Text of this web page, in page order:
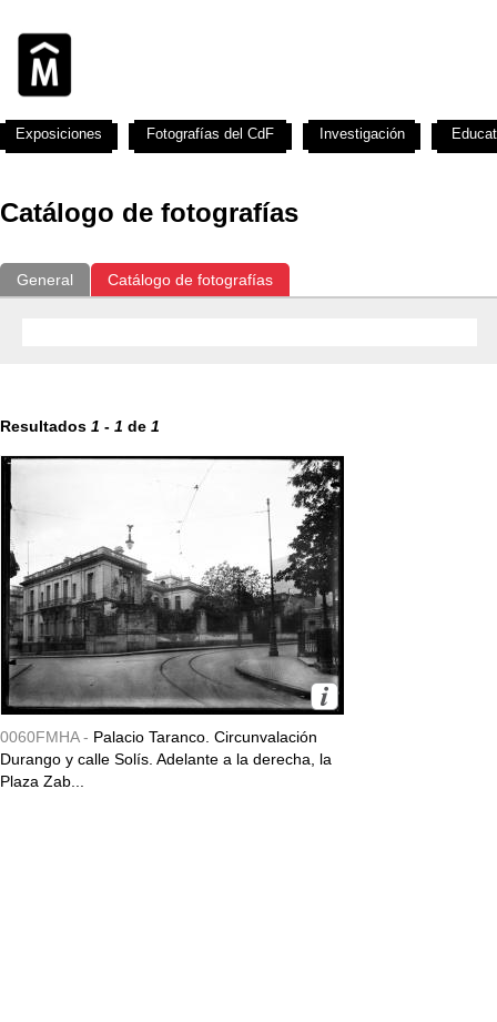
Catálogo de fotografías
General Catálogo de fotografías
Resultados 1 - 1 de 1
0060FMHA - Palacio Taranco. Circunvalación
Durango y calle Solís. Adelante a la derecha, la
Plaza Zab...
Exposiciones Fotografías del CdF Investigación